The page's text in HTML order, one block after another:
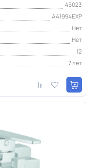
45023
A41994EXP
Нет
Нет
12
7 лет